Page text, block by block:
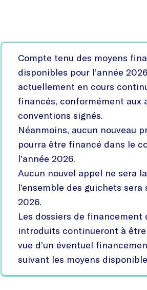
Compte tenu des moyens
disponibles pour l’année
actuellement en cours
financés, conformément aux
conventions signés.
Néanmoins, aucun nouveau
pourra être financé dans le
l’année 2026.
Aucun nouvel appel ne sera
l’ensemble des guichets sera
2026.
Les dossiers de financement
introduits continueront à
vue d’un éventuel
suivant les moyens